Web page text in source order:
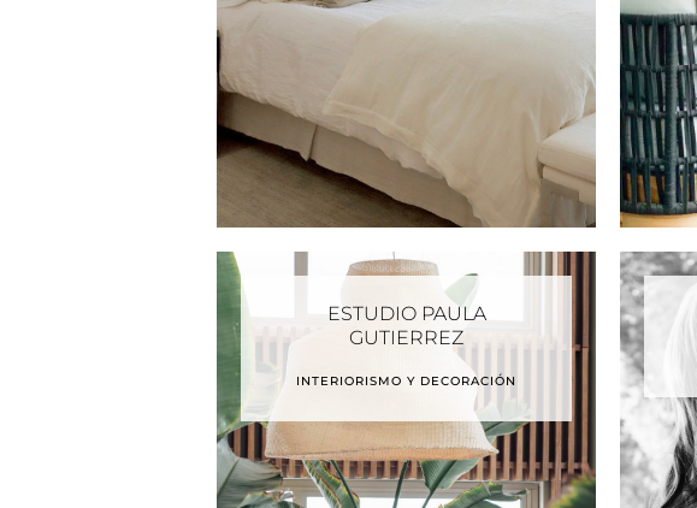
ESTUDIO PAULA
GUTIERREZ
INTERIORISMO Y DECORACIÓN